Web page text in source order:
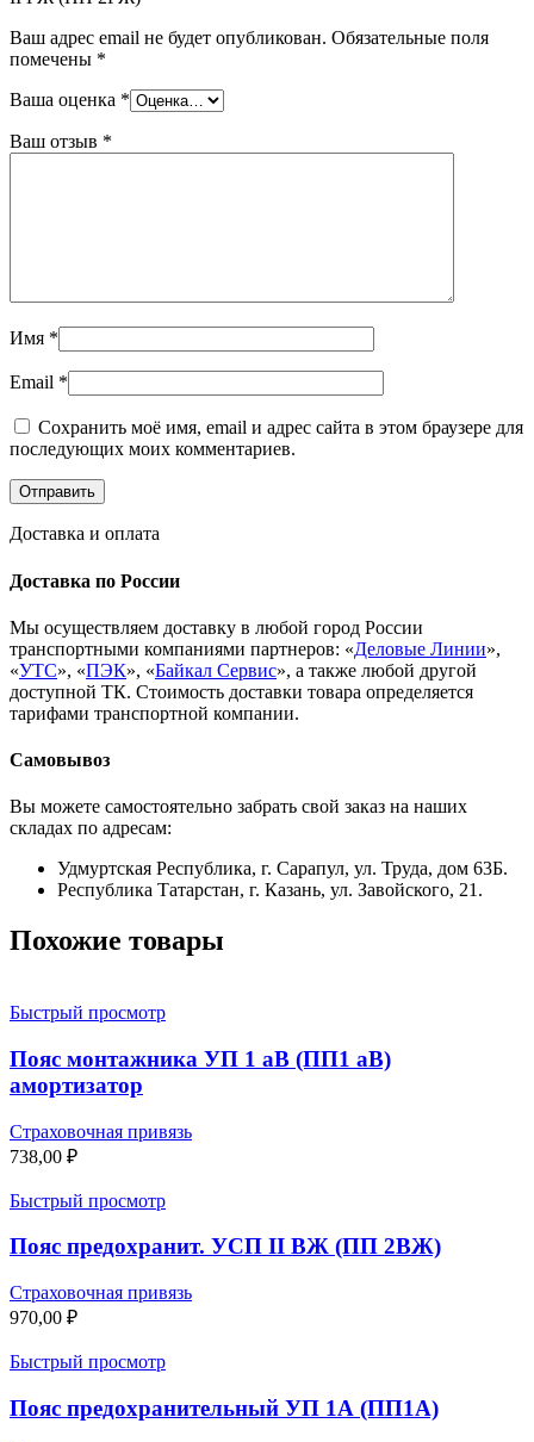
Ваш адрес email не будет опубликован. Обязательные поля
помечены *
Ваша оценка *
Ваш отзыв *
Имя *
Email *
Сохранить моё имя, email и адрес сайта в этом браузере для
последующих моих комментариев.
Доставка и оплата
Доставка по России
Мы осуществляем доставку в любой город России
транспортными компаниями партнеров: «Деловые Линии»,
«УТС», «ПЭК», «Байкал Сервис», а также любой другой
доступной ТК. Стоимость доставки товара определяется
тарифами транспортной компании.
Самовывоз
Вы можете самостоятельно забрать свой заказ на наших
складах по адресам:
Удмуртская Республика, г. Сарапул, ул. Труда, дом 63Б.
Республика Татарстан, г. Казань, ул. Завойского, 21.
Похожие товары
Быстрый просмотр
Пояс монтажника УП 1 аВ (ПП1 аВ)
амортизатор
Страховочная привязь
738,00 ₽
Быстрый просмотр
Пояс предохранит. УСП II ВЖ (ПП 2ВЖ)
Страховочная привязь
970,00 ₽
Быстрый просмотр
Пояс предохранительный УП 1А (ПП1А)